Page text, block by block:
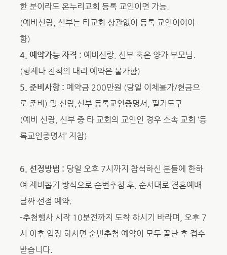
한 분이라도 온누리교회 등록 교인이면 가능.
(예비신랑, 신부는 타교회 상관없이 등록 교인이여야
함)
4. 예약가능 자격 : 예비신랑, 신부 혹은 양가 부모님.
(형제나 친척의 대리 예약은 불가함)
5. 준비사항 : 예약금 200만원 (당일 이체불가/현금으
로 준비) 및 신랑,신부 등록교인증명서, 필기도구
(예비 신랑, 신부 중 타 교회의 교인인 경우 소속 교회 ‘등
록교인증명서’ 지참)
6. 선정방법 : 당일 오후 7시까지 참석하신 분들에 한하
여 제비뽑기 방식으로 순번추첨 후, 순서대로 결혼예배
날짜 선점 예약.
-추첨행사 시작 10분전까지 도착 하시기 바라며, 오후 7
시 이후 입장 하시면 순번추첨 예약이 모두 끝난 후 접수
받습니다.